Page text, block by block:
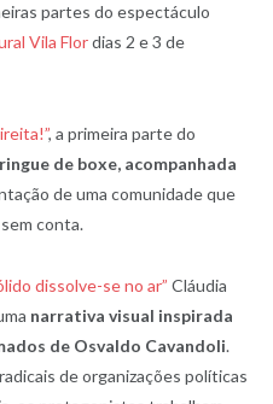
partes do espectáculo
Vila Flordias 2 e 3 de
, a primeira parte do
de boxe, acompanhada
de uma comunidade que
conta.
dissolve-se no ar” Cláudia
narrativa visual inspirada
de Osvaldo Cavandoli.
de organizações políticas